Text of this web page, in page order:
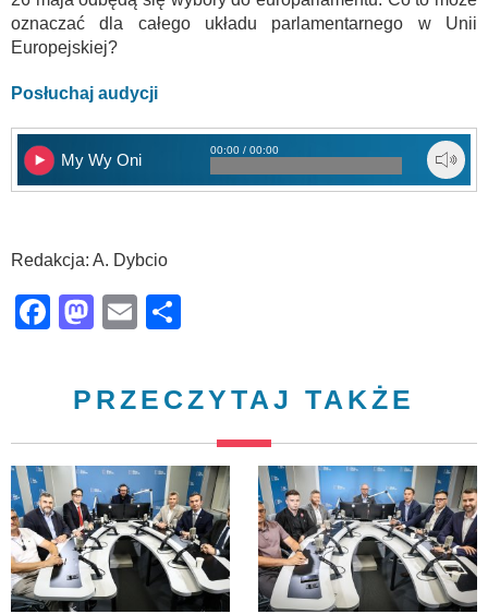
oznaczać dla całego układu parlamentarnego w Unii
Europejskiej?
Posłuchaj audycji
My Wy Oni
00:00 / 00:00
Redakcja: A. Dybcio
Facebook
Mastodon
Email
PRZECZYTAJ TAKŻE